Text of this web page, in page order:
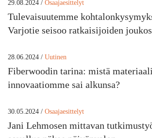
29.08.2024 / Osaajaesittelyt
Tulevaisuutemme
Varjotie seisoo ratkaisijoiden
28.06.2024 / Uutinen
Fiberwoodin tarina: mistä
innovaatiomme sai alkunsa?
30.05.2024 / Osaajaesittelyt
Jani Lehmosen mittavan